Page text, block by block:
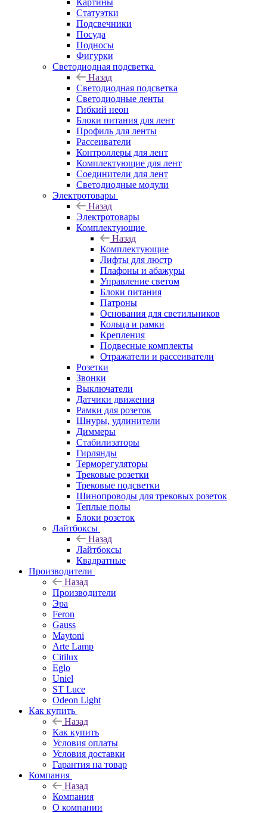
Картины
Статуэтки
Подсвечники
Посуда
Подносы
Фигурки
Светодиодная подсветка
Назад
Светодиодная подсветка
Светодиодные ленты
Гибкий неон
Блоки питания для лент
Профиль для ленты
Рассеиватели
Контроллеры для лент
Комплектующие для лент
Соединители для лент
Светодиодные модули
Электротовары
Назад
Электротовары
Комплектующие
Назад
Комплектующие
Лифты для люстр
Плафоны и абажуры
Управление светом
Блоки питания
Патроны
Основания для светильников
Кольца и рамки
Крепления
Подвесные комплекты
Отражатели и рассеиватели
Розетки
Звонки
Выключатели
Датчики движения
Рамки для розеток
Шнуры, удлинители
Диммеры
Стабилизаторы
Гирлянды
Терморегуляторы
Трековые розетки
Трековые подсветки
Шинопроводы для трековых розеток
Теплые полы
Блоки розеток
Лайтбоксы
Назад
Лайтбоксы
Квадратные
Производители
Назад
Производители
Эра
Feron
Gauss
Maytoni
Arte Lamp
Citilux
Eglo
Uniel
ST Luce
Odeon Light
Как купить
Назад
Как купить
Условия оплаты
Условия доставки
Гарантия на товар
Компания
Назад
Компания
О компании